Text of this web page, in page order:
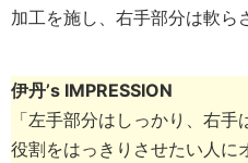
加工を施し、右手部分は軟ら
伊丹’s IMPRESSION
「左手部分はしっかり、右
役割をはっきりさせたい人に